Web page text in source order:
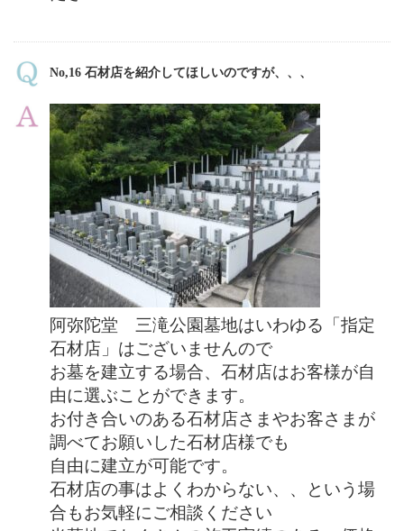
No,16 石材店を紹介してほしいのですが、、、
阿弥陀堂 三滝公園墓地はいわゆる「指定
石材店」はございませんので
お墓を建立する場合、石材店はお客様が自
由に選ぶことができます。
お付き合いのある石材店さまやお客さまが
調べてお願いした石材店様でも
自由に建立が可能です。
石材店の事はよくわからない、、という場
合もお気軽にご相談ください